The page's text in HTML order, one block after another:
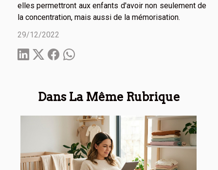
Dans La Même Rubrique
elles permettront aux enfants d'avoir non seulement de
la concentration, mais aussi de la mémorisation.
29/12/2022